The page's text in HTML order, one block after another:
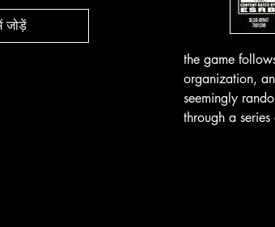
जोड़ें
the game
organization,
seemingly
through a